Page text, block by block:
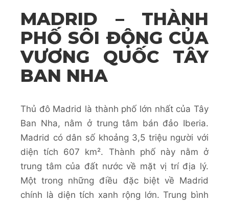
MADRID – THÀNH
PHỐ SÔI ĐỘNG CỦA
VƯƠNG QUỐC TÂY
BAN NHA
Thủ đô Madrid là thành phố lớn nhất của Tây
Ban Nha, nằm ở trung tâm bán đảo Iberia.
Madrid có dân số khoảng 3,5 triệu người với
diện tích 607 km². Thành phố này nằm ở
trung tâm của đất nước về mặt vị trí địa lý.
Một trong những điều đặc biệt về Madrid
chính là diện tích xanh rộng lớn. Trung bình